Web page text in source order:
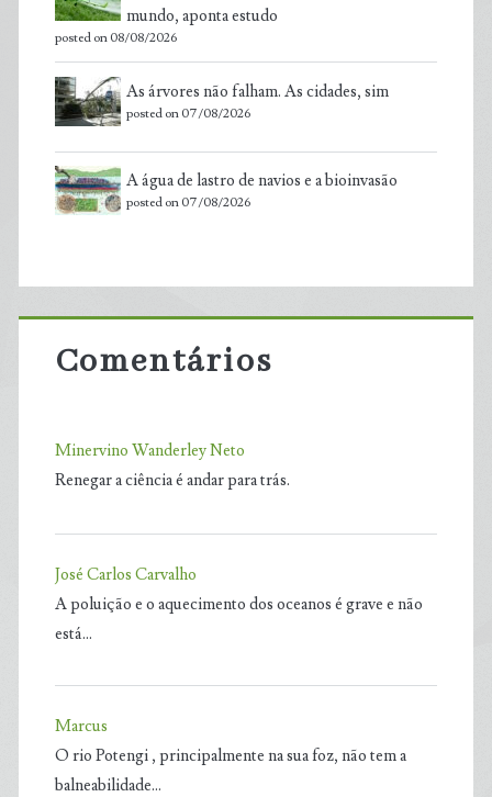
mundo, aponta estudo
posted on 08/08/2026
As árvores não falham. As cidades, sim
posted on 07/08/2026
A água de lastro de navios e a bioinvasão
posted on 07/08/2026
Comentários
Minervino Wanderley Neto
Renegar a ciência é andar para trás.
José Carlos Carvalho
A poluição e o aquecimento dos oceanos é grave e não
está…
Marcus
O rio Potengi , principalmente na sua foz, não tem a
balneabilidade…